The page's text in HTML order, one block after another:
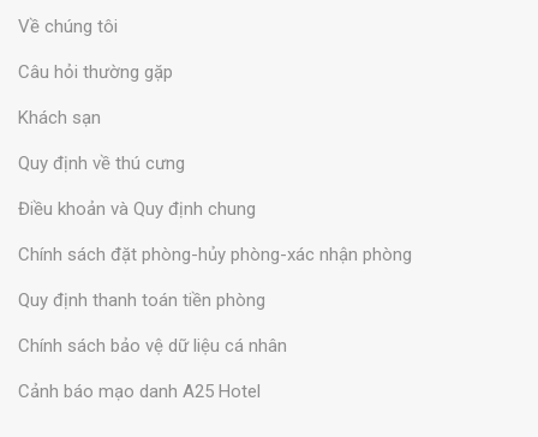
Về chúng tôi
Câu hỏi thường gặp
Khách sạn
Quy định về thú cưng
Điều khoản và Quy định chung
Chính sách đặt phòng-hủy phòng-xác nhận phòng
Quy định thanh toán tiền phòng
Chính sách bảo vệ dữ liệu cá nhân
Cảnh báo mạo danh A25 Hotel